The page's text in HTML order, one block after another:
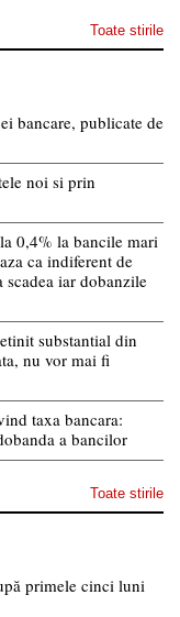
Toate stirile
bancare, publicate de
noi si prin
0,4% la bancile mari
ca indiferent de
iar dobanzile
substantial din
nu vor mai fi
taxa bancara:
a bancilor
Toate stirile
primele cinci luni